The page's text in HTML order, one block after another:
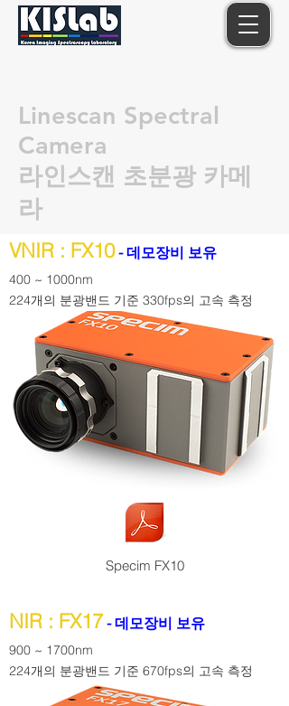
Linescan Spectral
Camera
라인스캔 ​초분광 카메
라
VNIR : FX10 - 데모장비 보유
400 ~ 1000nm
224개의 분광밴드 기준 330fps의 고속 측정
Specim FX10
NIR : FX17 - 데모장비 보유
900 ~ 1700nm
224개의 분광밴드 기준 670fps의 고속 측정